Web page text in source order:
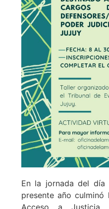
En la jornada del
presente año